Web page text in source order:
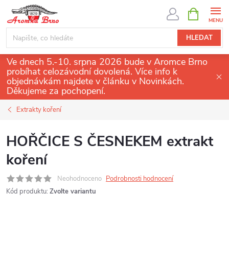
obsah
HLEDAT
NÁKUPNÍ
KOŠÍK
Ve dnech 5.-10. srpna 2026 bude v Aromce Brno
probíhat celozávodní dovolená. Více info k
objednávkám najdete v článku v Novinkách.
Děkujeme za pochopení.
Extrakty koření
HOŘČICE S ČESNEKEM extrakt
koření
Neohodnoceno Podrobnosti hodnocení
Kód produktu: Zvolte variantu